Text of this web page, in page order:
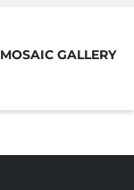
MOSAIC GALLERY